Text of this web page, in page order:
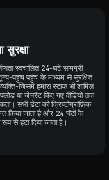
सुरक्षा
स्वचालित 24-घंटे सामग्री
पहुंच पहुंच के माध्यम से सुरक्षित
जिसमें हमारा स्टाफ भी शामिल
या जेनरेट किए गए वीडियो तक
सभी डेटा को क्रिप्टोग्राफ़िक
किया जाता है और 24 घंटों के
रूप से हटा दिया जाता है।